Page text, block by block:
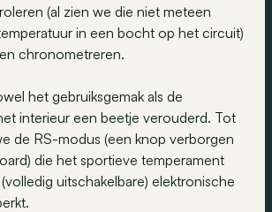
(al zien we die niet meteen
in een bocht op het circuit)
chronometreren.
het gebruiksgemak als de
interieur een beetje verouderd. Tot
de RS-modus (een knop verborgen
die het sportieve temperament
uitschakelbare) elektronische